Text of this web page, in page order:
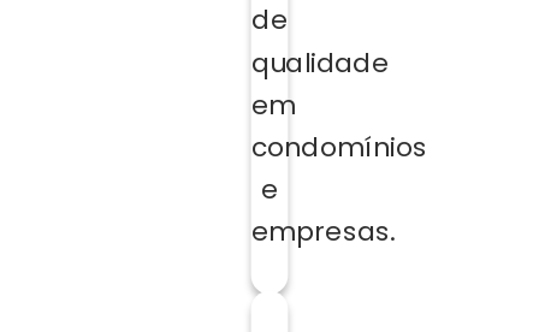
de
qualidade
em
condomínios
e
empresas.